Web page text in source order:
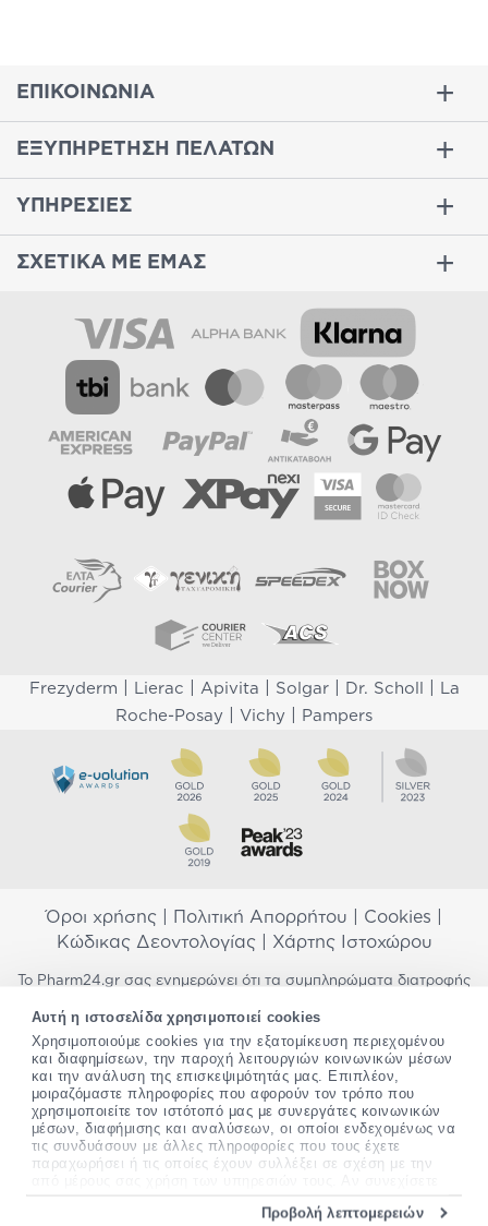
Αυτή η ιστοσελίδα χρησιμοποιεί cookies
Χρησιμοποιούμε cookies για την εξατομίκευση περιεχομένου
και διαφημίσεων, την παροχή λειτουργιών κοινωνικών μέσων
και την ανάλυση της επισκεψιμότητάς μας. Επιπλέον,
μοιραζόμαστε πληροφορίες που αφορούν τον τρόπο που
χρησιμοποιείτε τον ιστότοπό μας με συνεργάτες κοινωνικών
μέσων, διαφήμισης και αναλύσεων, οι οποίοι ενδεχομένως να
τις συνδυάσουν με άλλες πληροφορίες που τους έχετε
παραχωρήσει ή τις οποίες έχουν συλλέξει σε σχέση με την
Προβολή λεπτομερειών
ΕΠΙΚΟΙΝΩΝΙΑ
ΕΞΥΠΗΡΕΤΗΣΗ ΠΕΛΑΤΩΝ
ΥΠΗΡΕΣΙΕΣ
ΣΧΕΤΙΚΑ ΜΕ ΕΜΑΣ
Frezyderm Lierac Apivita Solgar| Dr. Scholl
La
Roche-Posay
Vichy Pampers
Όροι χρήσης Πολιτική Απορρήτου Cookies
Κώδικας Δεοντολογίας| Χάρτης Ιστοχώρου
Το Pharm24.gr σας ενημερώνει ότι τα συμπληρώματα διατροφής
προορίζονται για την πρόληψη, αγωγή ή θεραπεία ανθρώπινης
νόσου. Συμβουλευτείτε τον γιατρό σας εάν είστε έγκυος,
θηλάζετε, ακολουθείτε παράλληλα φαρμακευτική αγωγή ή
αντιμετωπίζετε προβλήματα υγείας πριν χρησιμοποιήσετε
οποιοδήποτε συμπλήρωμα διατροφής. Προσπαθούμε διαρκώς να
σας παρέχουμε ακριβείς και έγκυρες πληροφορίες. Σε περίπτωση
που έχετε κάποια ερώτηση ή παρατήρηση σχετικά με αυτές,
παρακαλώεπικοινωνήστε μαζί μας.
2012-2026 - All rights Reserved •